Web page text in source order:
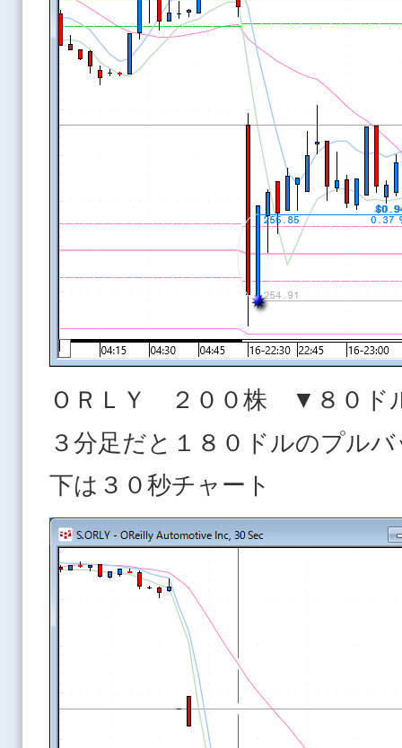
ＯＲＬＹ ２００株 ▼８０
３分足だと１８０ドルのプル
下は３０秒チャート